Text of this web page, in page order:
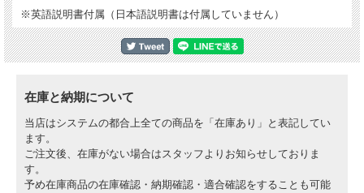
※英語説明書付属（日本語説明書は付属していません）
在庫と納期について
当店はシステムの都合上全ての商品を「在庫あり」と表記してい
ます。
ご注文後、在庫がない場合はスタッフよりお知らせしておりま
す。
予め在庫商品の在庫確認・納期確認・適合確認をすることも可能